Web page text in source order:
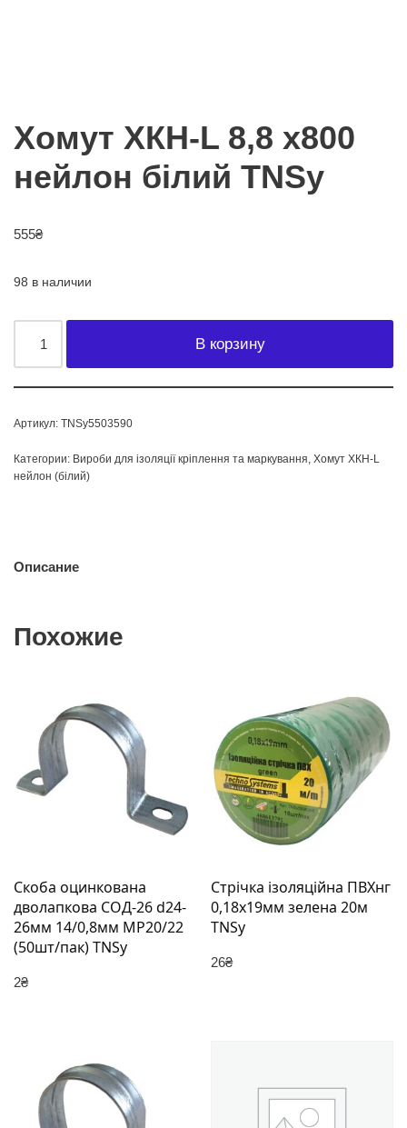
Хомут ХКН-L 8,8 х800
нейлон білий TNSy
555₴
98 в наличии
В корзину
Артикул: TNSy5503590
Категории: Вироби для ізоляції кріплення та маркування, Хомут ХКН-L
нейлон (білий)
Описание
Похожие
Скоба оцинкована
дволапкова СОД-26 d24-
26мм 14/0,8мм МР20/22
(50шт/пак) TNSy
2₴
Стрічка ізоляційна ПВХнг
0,18х19мм зелена 20м
TNSy
26₴